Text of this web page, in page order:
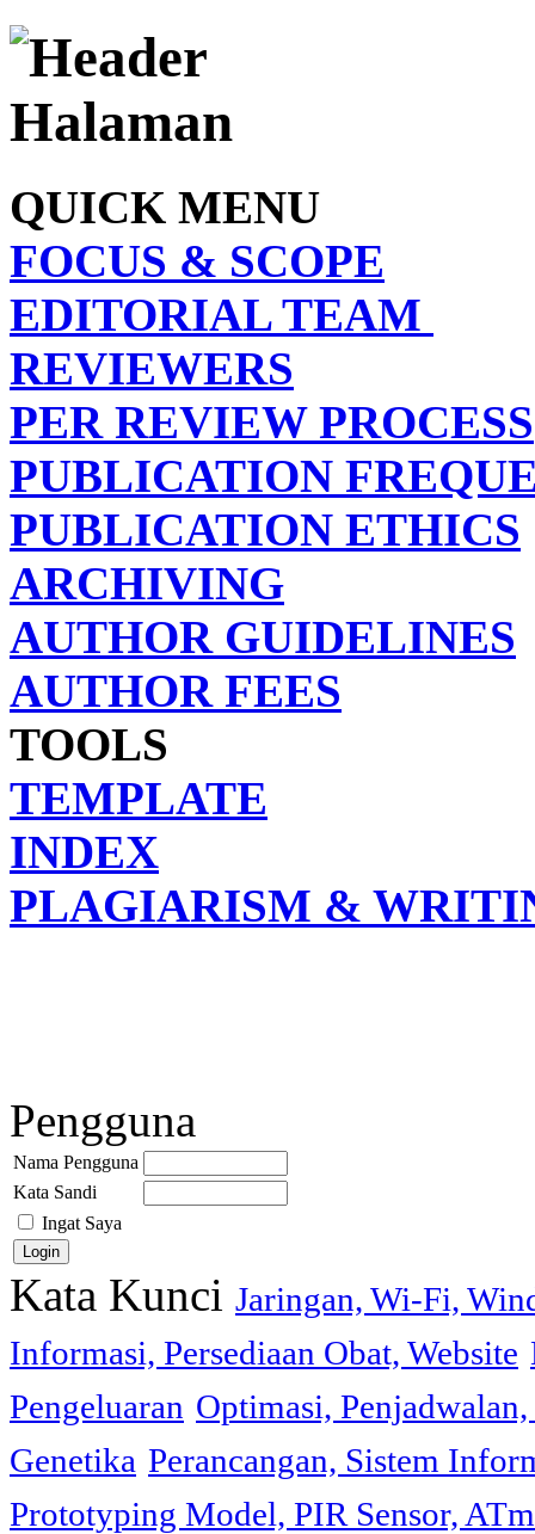
QUICK MENU
FOCUS & SCOPE
EDITORIAL TEAM
REVIEWERS
PER REVIEW PROCESS
PUBLICATION
PUBLICATION ETHICS
ARCHIVING
AUTHOR GUIDELINES
AUTHOR FEES
TOOLS
TEMPLATE
INDEX
PLAGIARISM &
Pengguna
Nama Pengguna
Kata Sandi
Ingat Saya
Kata Kunci Jaringan, Wi-Fi,
Informasi, Persediaan Obat, Website
Pengeluaran Optimasi,
Genetika Perancangan, Sistem
Prototyping Model, PIR Sensor,